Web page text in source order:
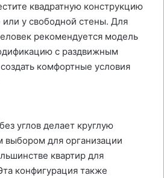
квадратную конструкцию
или у свободной стены. Для
рекомендуется модель
с раздвижным
комфортные условия
углов делает круглую
выбором для организации
квартир для
конфигурация также